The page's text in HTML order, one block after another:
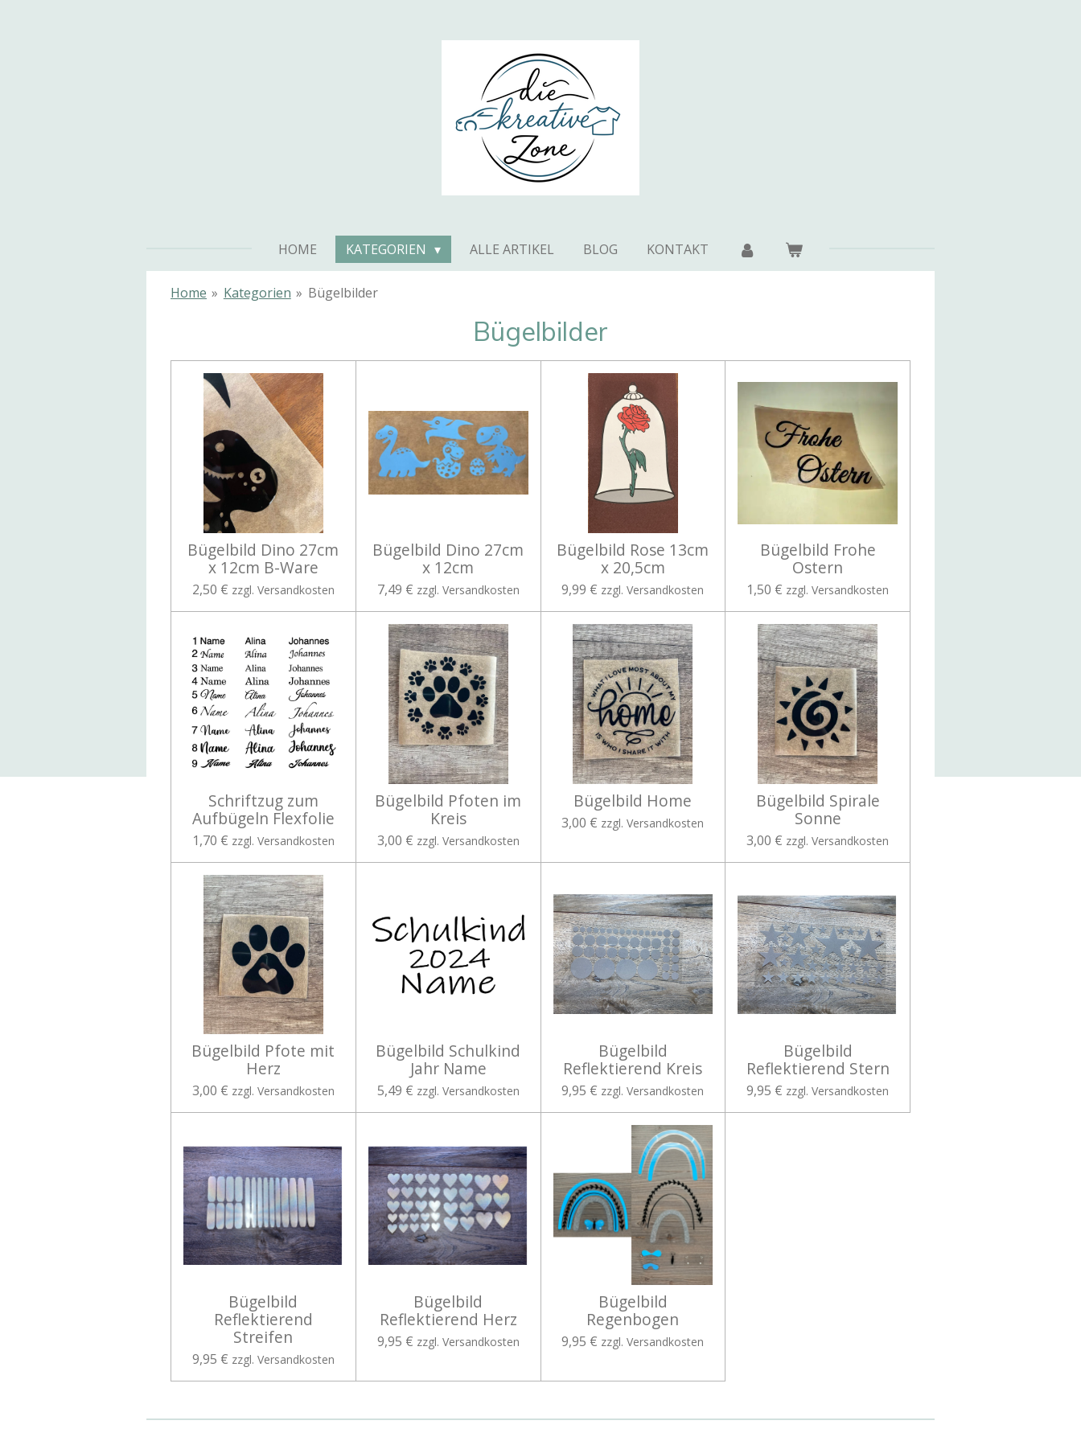
HOME KATEGORIEN ALLE ARTIKEL BLOG KONTAKT
Home » Kategorien » Bügelbilder
Bügelbilder
Bügelbild Dino 27cm
x 12cm B-Ware
2,50 € zzgl. Versandkosten
Bügelbild Dino 27cm
x 12cm
7,49 € zzgl. Versandkosten
Bügelbild Rose 13cm
x 20,5cm
9,99 € zzgl. Versandkosten
Bügelbild Frohe
Ostern
1,50 € zzgl. Versandkosten
Schriftzug zum
Aufbügeln Flexfolie
1,70 € zzgl. Versandkosten
Bügelbild Pfoten im
Kreis
3,00 € zzgl. Versandkosten
Bügelbild Home
3,00 € zzgl. Versandkosten
Bügelbild Spirale
Sonne
3,00 € zzgl. Versandkosten
Bügelbild Pfote mit
Herz
3,00 € zzgl. Versandkosten
Bügelbild Schulkind
Jahr Name
5,49 € zzgl. Versandkosten
Bügelbild
Reflektierend Kreis
9,95 € zzgl. Versandkosten
Bügelbild
Reflektierend Stern
9,95 € zzgl. Versandkosten
Bügelbild
Reflektierend
Streifen
9,95 € zzgl. Versandkosten
Bügelbild
Reflektierend Herz
9,95 € zzgl. Versandkosten
Bügelbild
Regenbogen
9,95 € zzgl. Versandkosten